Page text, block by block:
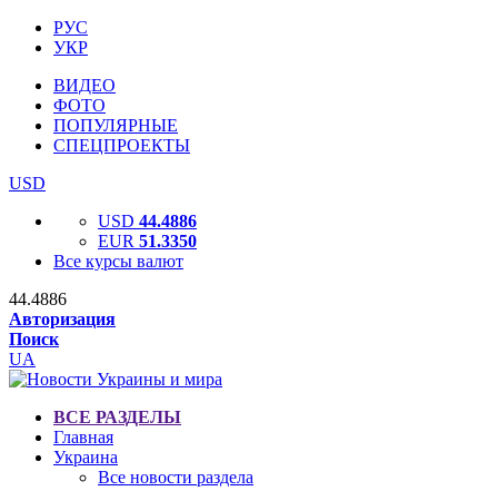
РУС
УКР
ВИДЕО
ФОТО
ПОПУЛЯРНЫЕ
СПЕЦПРОЕКТЫ
USD
USD 44.4886
EUR 51.3350
Все курсы валют
44.4886
Авторизация
Поиск
UA
ВСЕ РАЗДЕЛЫ
Главная
Украина
Все новости раздела